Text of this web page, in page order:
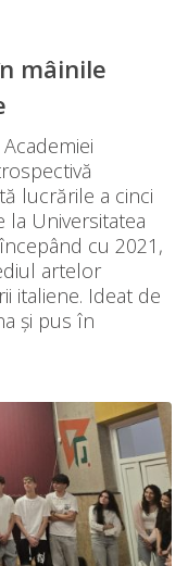
mâinile
lucrările a cinci
la Universitatea
cu 2021,
artelor
italiene. Ideat de
și pus în